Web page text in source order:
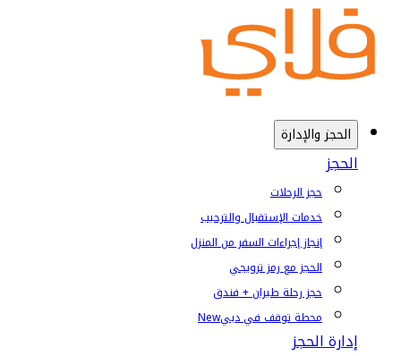
الحجز والإدارة
الحجز
حجز الرحلات
خدمات الإستقبال والترحيب
إنجاز إجراءات السفر من المنزل
الحجز مع رمز ترويجي
حجز رحلة طيران + فندق
محطة توقف في دبيNew
إدارة الحجز